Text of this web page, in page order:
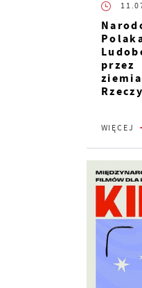
WIĘCEJ